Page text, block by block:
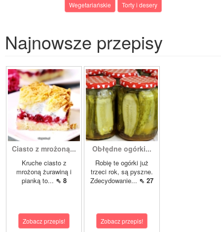
Wegetariańskie Torty i desery
Najnowsze przepisy
Ciasto z mrożoną...
Kruche ciasto z
mrożoną żurawiną i
pianką to... ⇖ 8
Zobacz przepis!
Obłędne ogórki...
Robię te ogórki już
trzeci rok, są pyszne.
Zdecydowanie... ⇖ 27
Zobacz przepis!